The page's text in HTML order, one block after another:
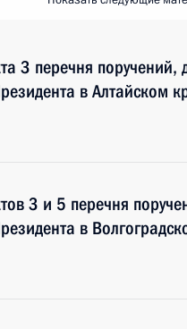
3 перечня
в Алтайском
3 и 5 перечня
в